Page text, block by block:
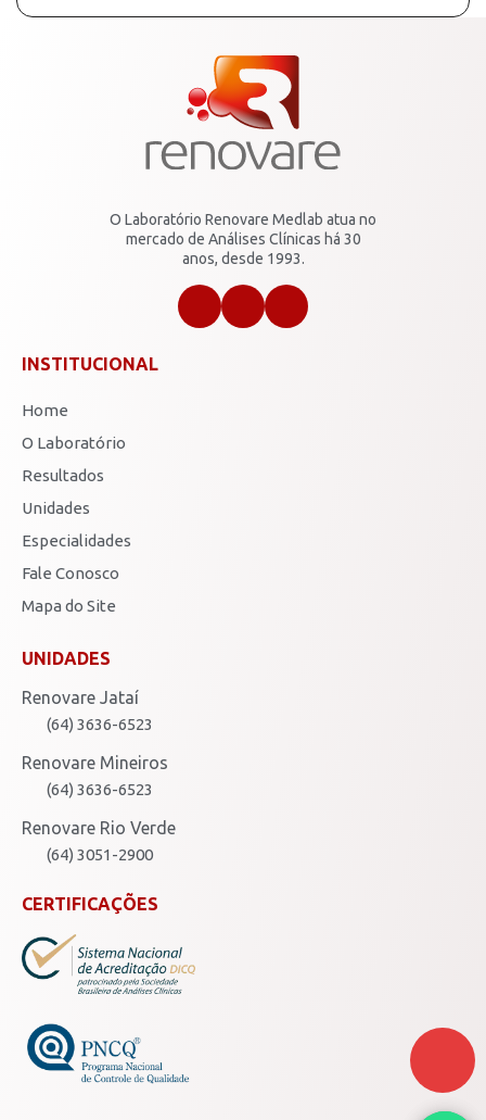
O Laboratório Renovare Medlab atua no
mercado de Análises Clínicas há 30
anos, desde 1993.
INSTITUCIONAL
Home
O Laboratório
Resultados
Unidades
Especialidades
Fale Conosco
Mapa do Site
UNIDADES
Renovare Jataí
(64) 3636-6523
Renovare Mineiros
(64) 3636-6523
Renovare Rio Verde
(64) 3051-2900
CERTIFICAÇÕES